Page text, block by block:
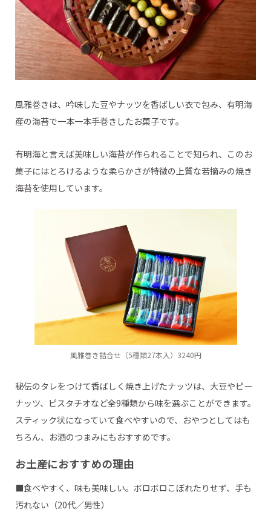
風雅巻きは、吟味した豆やナッツを香ばしい衣で包み、有明海
産の海苔で一本一本手巻きしたお菓子です。
有明海と言えば美味しい海苔が作られることで知られ、このお
菓子にはとろけるような柔らかさが特徴の上質な若摘みの焼き
海苔を使用しています。
風雅巻き詰合せ（5種類27本入）3240円
秘伝のタレをつけて香ばしく焼き上げたナッツは、大豆やピー
ナッツ、ピスタチオなど全9種類から味を選ぶことができます。
スティック状になっていて食べやすいので、おやつとしてはも
ちろん、お酒のつまみにもおすすめです。
お土産におすすめの理由
■食べやすく、味も美味しい。ボロボロこぼれたりせず、手も
汚れない（20代／男性）